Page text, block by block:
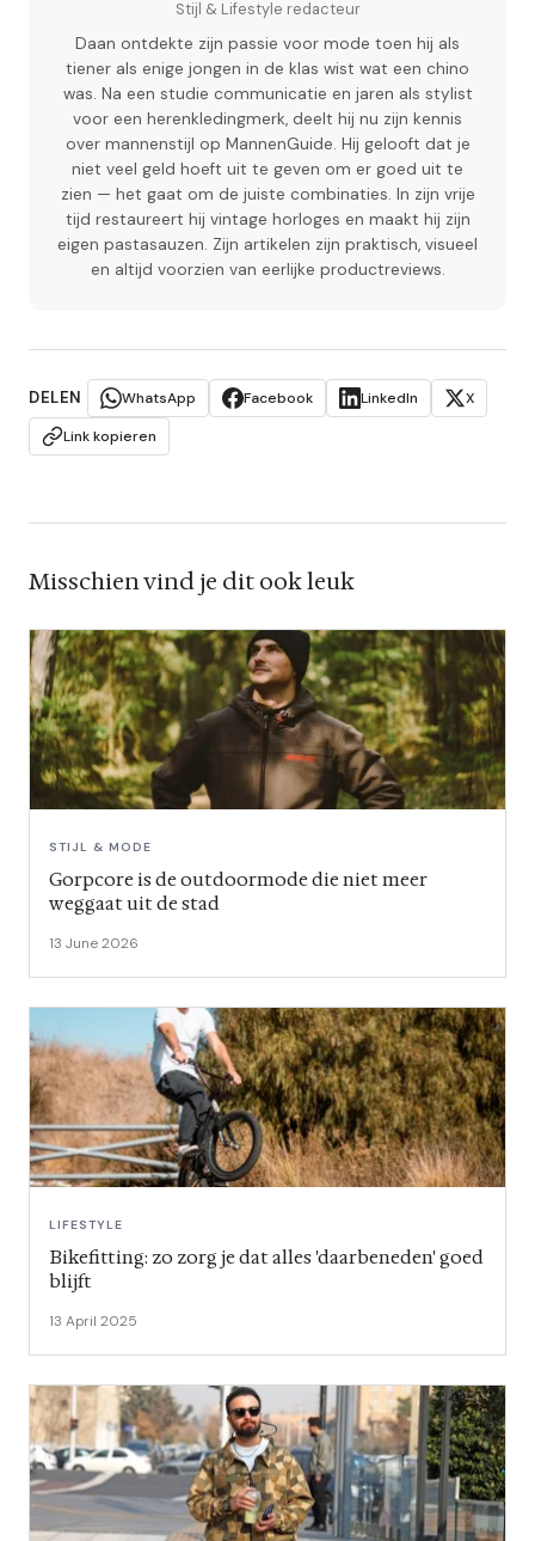
Stijl & Lifestyle redacteur
Daan ontdekte zijn passie voor mode toen hij als
tiener als enige jongen in de klas wist wat een chino
was. Na een studie communicatie en jaren als stylist
voor een herenkledingmerk, deelt hij nu zijn kennis
over mannenstijl op MannenGuide. Hij gelooft dat je
niet veel geld hoeft uit te geven om er goed uit te
zien — het gaat om de juiste combinaties. In zijn vrije
tijd restaureert hij vintage horloges en maakt hij zijn
eigen pastasauzen. Zijn artikelen zijn praktisch, visueel
en altijd voorzien van eerlijke productreviews.
DELEN WhatsApp Facebook LinkedIn
X
Link kopieren
Misschien vind je dit ook leuk
STIJL & MODE
Gorpcore is de outdoormode die niet meer
weggaat uit de stad
13 June 2026
LIFESTYLE
Bikefitting: zo zorg je dat alles 'daarbeneden' goed
blijft
13 April 2025